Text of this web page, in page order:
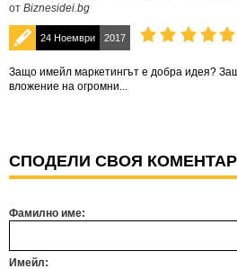
от Biznesidei.bg
24 Ноември 2017
Защо имейл маркетингът е добра идея?
вложение на огромни...
СПОДЕЛИ СВОЯ КОМЕНТАР
Фамилно име:
Имейл: